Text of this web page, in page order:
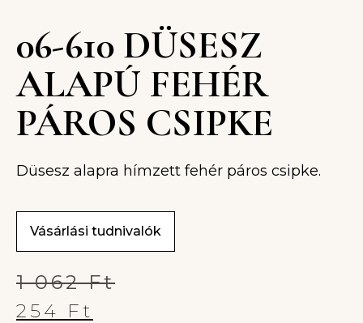
06-610 DÜSESZ
ALAPÚ FEHÉR
PÁROS CSIPKE
Düsesz alapra hímzett fehér páros csipke.
Vásárlási tudnivalók
1 062Ft
254 Ft